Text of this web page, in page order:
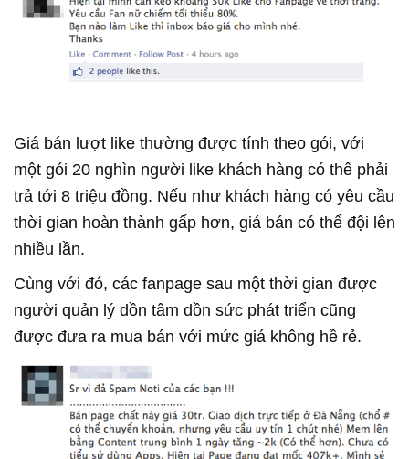
Giá bán lượt like thường được tính theo gói, với
một gói 20 nghìn người like khách hàng có thể phải
trả tới 8 triệu đồng. Nếu như khách hàng có yêu cầu
thời gian hoàn thành gấp hơn, giá bán có thể đội lên
nhiều lần.
Cùng với đó, các fanpage sau một thời gian được
người quản lý dồn tâm dồn sức phát triển cũng
được đưa ra mua bán với mức giá không hề rẻ.